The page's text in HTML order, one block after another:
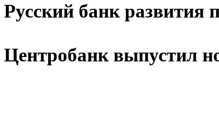
Русский банк развития
Центробанк выпустил